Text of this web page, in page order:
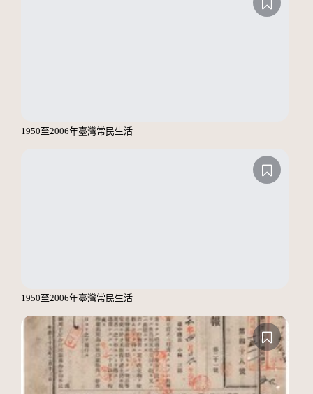
1950至2006年臺灣常民生活
1950至2006年臺灣常民生活